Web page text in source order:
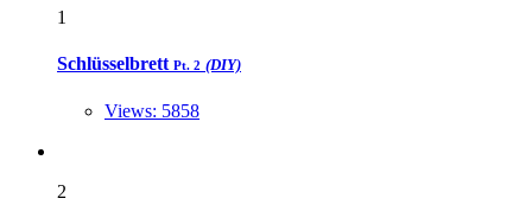
1
Schlüsselbrett Pt. 2 (DIY)
Views: 5858
2